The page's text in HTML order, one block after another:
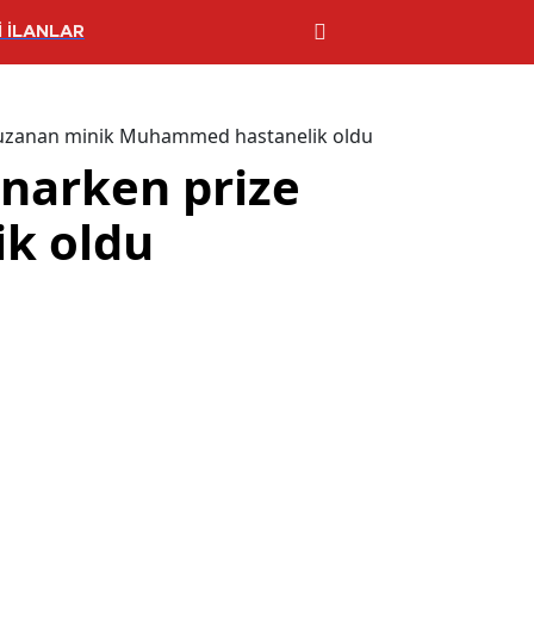
İLANLAR
minik Muhammed hastanelik oldu
prize
oldu